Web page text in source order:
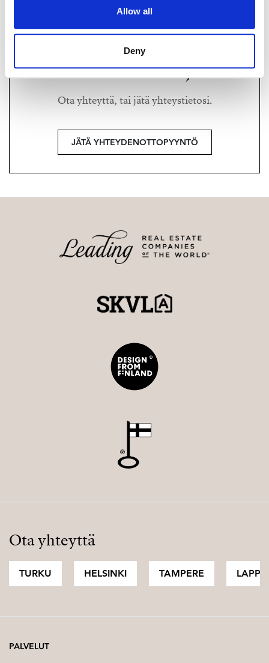
Allow all
Deny
Strand Properties Brand Partner
Haluatko lisätietoja?
Ota yhteyttä, tai jätä yhteystietosi.
JÄTÄ YHTEYDENOTTOPYYNTÖ
asta@strand.fi | 0452293492
Ota yhteyttä
TURKU HELSINKI TAMPERE LAPPI
PALVELUT